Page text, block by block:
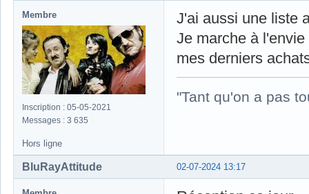
Membre
Inscription : 05-05-2021
Messages : 3 635
J'ai aussi une liste
Je marche à
mes derniers
"Tant qu'on a pas
Hors ligne
02-07-2024 13:17
BluRayAttitude